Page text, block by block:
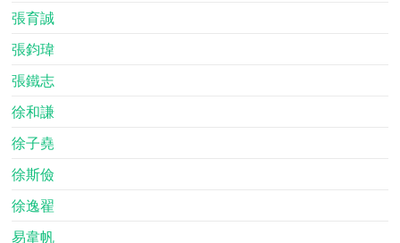
張育誠
張鈞瑋
張鐵志
徐和謙
徐子堯
徐斯儉
徐逸翟
易韋帆